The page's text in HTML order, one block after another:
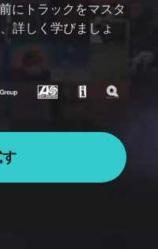
にトラックをマスタ
詳しく学びましょ